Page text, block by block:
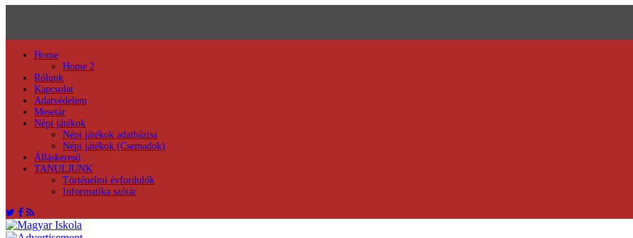
Home
Home 2
Rólunk
Kapcsolat
Adatvédelem
Mesetár
Népi játékok
Népi játékok adatbázisa
Népi játékok (Csemadok)
Álláskereső
TANULJUNK
Történelmi évfordulók
Informatika szótár